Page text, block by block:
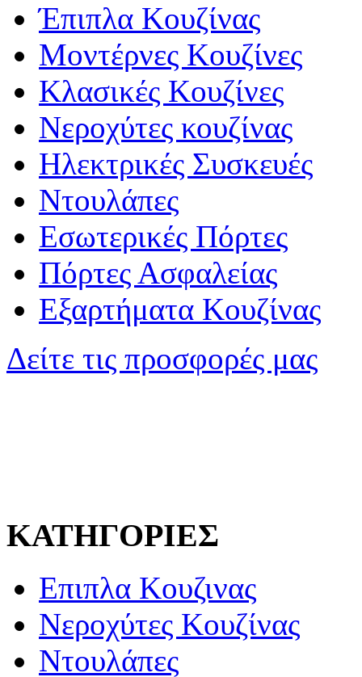
Έπιπλα Κουζίνας
Μοντέρνες Κουζίνες
Κλασικές Κουζίνες
Νεροχύτες κουζίνας
Ηλεκτρικές Συσκευές
Ντουλάπες
Εσωτερικές Πόρτες
Πόρτες Ασφαλείας
Εξαρτήματα Κουζίνας
Δείτε τις προσφορές μας
ΚΑΤΗΓΟΡΙΕΣ
Επιπλα Κουζινας
Νεροχύτες Κουζίνας
Ντουλάπες